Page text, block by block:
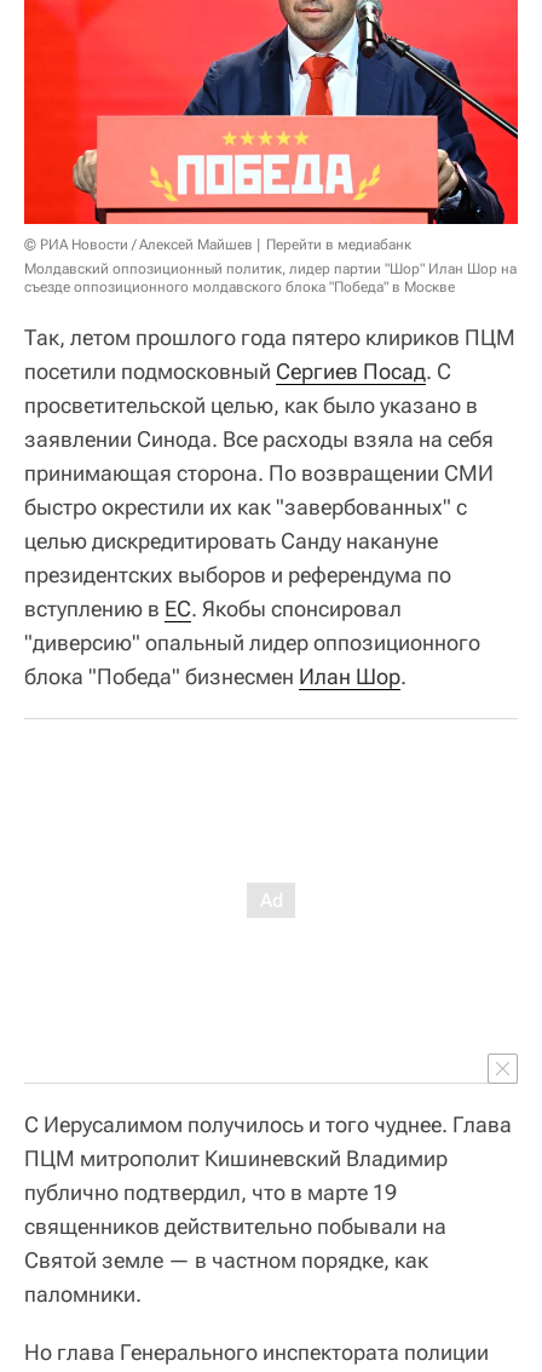
© РИА Новости / Алексей Майшев
Перейти в медиабанк
Молдавский оппозиционный политик, лидер партии "Шор" Илан Шор на
съезде оппозиционного молдавского блока "Победа" в Москве
Так, летом прошлого года пятеро клириков ПЦМ
посетили подмосковный Сергиев Посад. С
просветительской целью, как было указано в
заявлении Синода. Все расходы взяла на себя
принимающая сторона. По возвращении СМИ
быстро окрестили их как "завербованных" с
целью дискредитировать Санду накануне
президентских выборов и референдума по
вступлению в ЕС. Якобы спонсировал
"диверсию" опальный лидер оппозиционного
блока "Победа" бизнесмен Илан Шор.
С Иерусалимом получилось и того чуднее. Глава
ПЦМ митрополит Кишиневский Владимир
публично подтвердил, что в марте 19
священников действительно побывали на
Святой земле — в частном порядке, как
паломники.
Но глава Генерального инспектората полиции